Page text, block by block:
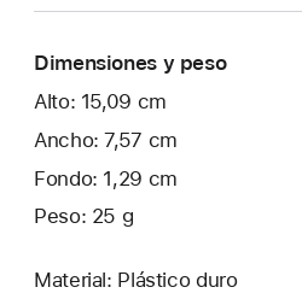
Dimensiones y peso
Alto: 15,09 cm
Ancho: 7,57 cm
Fondo: 1,29 cm
Peso: 25 g
Material: Plástico duro